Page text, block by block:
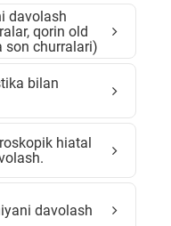
davolash
qorin old
son churralari)
bilan
hiatal
davolash